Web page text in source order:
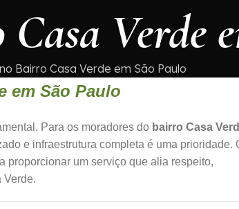
Verde
Bairro Casa Verde em São Paulo
em São Paulo
Para os moradores do bairro Casa
e infraestrutura completa é uma prioridade.
proporcionar um serviço que alia respeito,
Verde.